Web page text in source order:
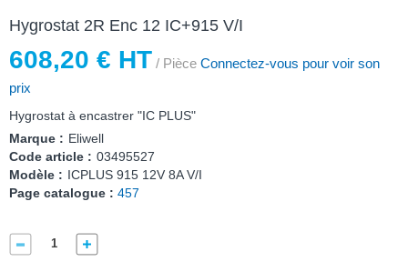
Hygrostat 2R Enc 12 IC+915 V/I
608,20 € HT / Pièce Connectez-vous pour voir son
prix
Hygrostat à encastrer "IC PLUS"
Marque : Eliwell
Code article : 03495527
Modèle : ICPLUS 915 12V 8A V/I
Page catalogue : 457